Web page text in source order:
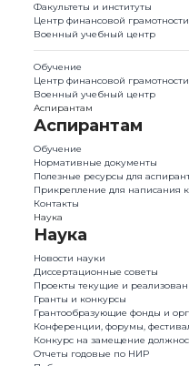
Факультеты и институты
Центр финансовой грамотности
Военный учебный центр
Обучение
Центр финансовой грамотности
Военный учебный центр
Аспирантам
Аспирантам
Обучение
Нормативные документы
Полезные ресурсы для
Прикрепление для написания
Контакты
Наука
Наука
Новости науки
Диссертационные советы
Проекты текущие и
Гранты и конкурсы
Грантообразующие фонды и
Конференции, форумы,
Конкурс на замещение
Отчеты годовые по НИР